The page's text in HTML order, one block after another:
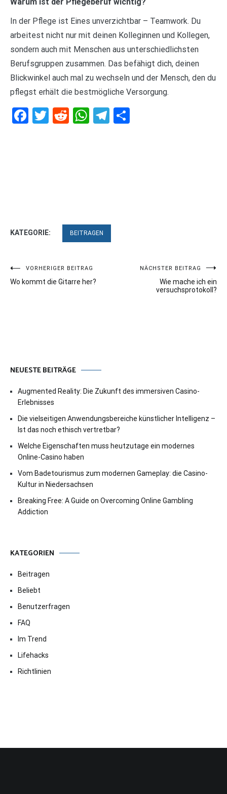
In der Pflege ist Eines unverzichtbar – Teamwork. Du
arbeitest nicht nur mit deinen Kolleginnen und Kollegen,
sondern auch mit Menschen aus unterschiedlichsten
Berufsgruppen zusammen. Das befähigt dich, deinen
Blickwinkel auch mal zu wechseln und der Mensch, den du
pflegst erhält die bestmögliche Versorgung.
Facebook
Twitter
RedditWhatsApp
Telegram
KATEGORIE: BEITRAGEN
Beitragsnavigation
VORHERIGER BEITRAG
Wo kommt die Gitarre her?
NÄCHSTER BEITRAG
Wie mache ich ein
versuchsprotokoll?
NEUESTE BEITRÄGE
Augmented Reality: Die Zukunft des immersiven Casino-
Erlebnisses
Die vielseitigen Anwendungsbereiche künstlicher Intelligenz –
Ist das noch ethisch vertretbar?
Welche Eigenschaften muss heutzutage ein modernes
Online-Casino haben
Vom Badetourismus zum modernen Gameplay: die Casino-
Kultur in Niedersachsen
Breaking Free: A Guide on Overcoming Online Gambling
Addiction
KATEGORIEN
Beitragen
Beliebt
Benutzerfragen
FAQ
Im Trend
Lifehacks
Richtlinien